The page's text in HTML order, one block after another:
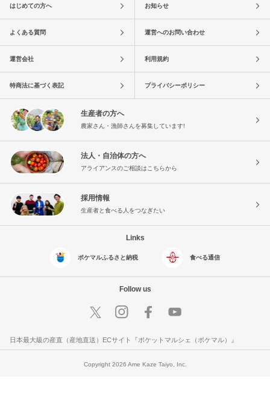
はじめての方へ お知らせ
よくある質問 運営へのお問い合わせ
運営会社 利用規約
特商法に基づく表記 プライバシーポリシー
生産者の方へ
農家さん・漁師さんを募集しています!
法人・自治体の方へ
アライアンスのご相談はこちらから
採用情報
生産者と食べる人をつなぎたい
Links
ポケマルふるさと納税 食べる通信
Follow us
日本最大級の産直（産地直送）ECサイト『ポケットマルシェ（ポケマル）』
Copyright 2026 Ame Kaze Taiyo, Inc.